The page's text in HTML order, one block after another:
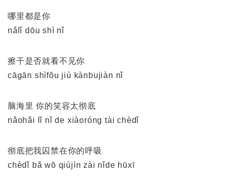
哪里都是你
nǎlǐ dōu shì nǐ
擦干是否就看不见你
cāgān shìfŏu jiù kànbujiàn nǐ
脑海里 你的笑容太彻底
nǎohǎi lǐ nǐ de xiàoróng tài chèdǐ
彻底把我囚禁在你的呼吸
chèdǐ bǎ wŏ qiújìn zài nǐde hūxī